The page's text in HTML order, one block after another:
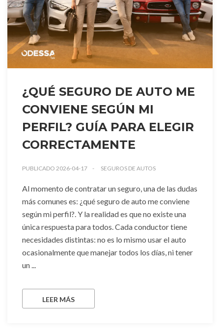
¿QUÉ SEGURO DE AUTO ME
CONVIENE SEGÚN MI
PERFIL? GUÍA PARA ELEGIR
CORRECTAMENTE
PUBLICADO 2026-04-17 SEGUROS DE AUTOS
Al momento de contratar un seguro, una de las dudas
más comunes es: ¿qué seguro de auto me conviene
según mi perfil?. Y la realidad es que no existe una
única respuesta para todos. Cada conductor tiene
necesidades distintas: no es lo mismo usar el auto
ocasionalmente que manejar todos los días, ni tener
un ...
LEER MÁS